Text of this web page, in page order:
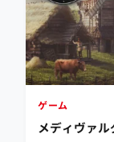
ゲーム
メディヴァ